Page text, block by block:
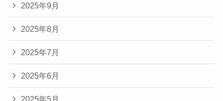
2025年9月
2025年8月
2025年7月
2025年6月
2025年5月